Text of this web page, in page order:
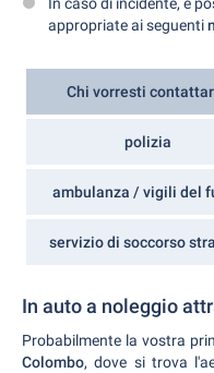
appropriate ai seguenti
Chi vorresti
polizia
ambulanza / vigili del
servizio di soccorso
In auto a noleggio
Probabilmente la vostra
Colombo, dove si trova